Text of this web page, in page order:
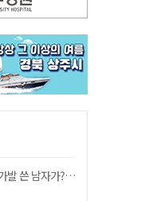
발 쓴 남자가?…